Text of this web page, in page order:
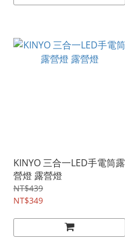
KINYO 三合一LED手電筒露
營燈 露營燈
NT$439
NT$349